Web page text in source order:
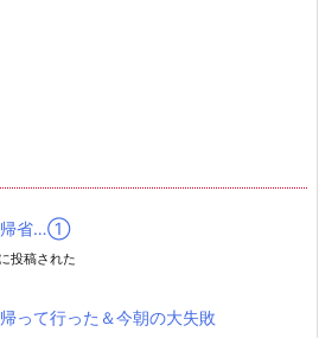
帰省…➀
投稿された
って行った＆今朝の大失敗